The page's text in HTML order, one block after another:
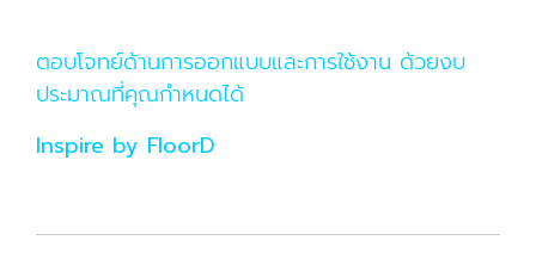
ตอบโจทย์ด้านการออกแบบและการใช้งาน ด้วยงบ
ประมาณที่คุณกำหนดได้
Inspire by FloorD